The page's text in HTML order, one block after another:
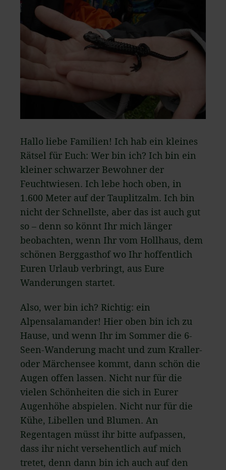
Hallo liebe Familien! Ich hab ein kleines
Rätsel für Euch: Wer bin ich? Ich bin ein
kleiner schwarzer Bewohner der
Feuchtwiesen. Ich lebe hoch oben, in
1.600 Meter auf der Tauplitzalm. Ich bin
nicht der Schnellste, aber das ist auch gut
so – denn so könnt Ihr mich länger
beobachten, wenn Ihr vom Hollhaus, dem
schönen Berggasthof wo Ihr hoffentlich
Euren Urlaub verbringt, aus Eure
Wanderungen startet.
Also, wer bin ich? Richtig: ein
Alpensalamander! Hier oben bin ich zu
Hause, und wenn Ihr im Sommer die 6-
Seen-Wanderung macht und zum Kraller-
oder Märchensee kommt, dann schön die
Augen offen lassen. Nicht nur für die
vielen Schönheiten die sich in Eurer
Augenhöhe abspielen. Nicht nur für die
Kühe, Libellen und Blumen. An
Regentagen müsst ihr bitte aufpassen,
dass ihr nicht versehentlich auf mich
tretet, denn dann bin ich auch auf den